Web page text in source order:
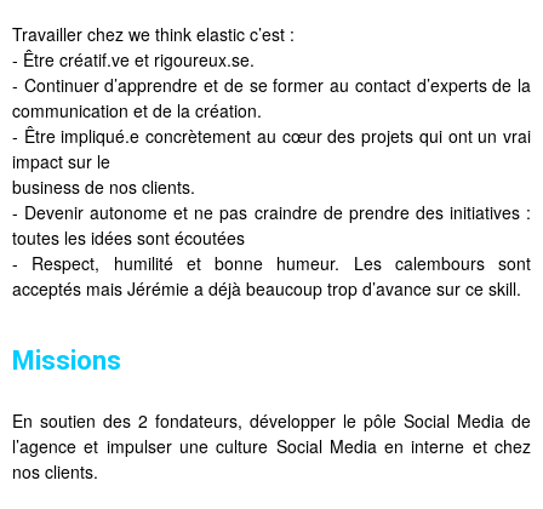
Travailler chez we think elastic c’est :
- Être créatif.ve et rigoureux.se.
- Continuer d’apprendre et de se former au contact d’experts de la
communication et de la création.
- Être impliqué.e concrètement au cœur des projets qui ont un vrai
impact sur le
business de nos clients.
- Devenir autonome et ne pas craindre de prendre des initiatives :
toutes les idées sont écoutées
- Respect, humilité et bonne humeur. Les calembours sont
acceptés mais Jérémie a déjà beaucoup trop d’avance sur ce skill.
Missions
En soutien des 2 fondateurs, développer le pôle Social Media de
l’agence et impulser une culture Social Media en interne et chez
nos clients.